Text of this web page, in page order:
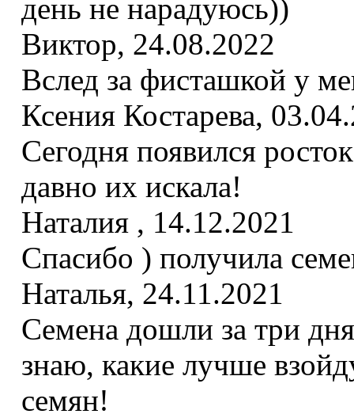
день не нарадуюсь))
Виктор, 24.08.2022
Вслед за фисташкой у
Ксения Костарева,
Сегодня появился
давно их искала!
Наталия , 14.12.2021
Спасибо ) получила
Наталья, 24.11.2021
Семена дошли за три
знаю, какие лучше
семян!